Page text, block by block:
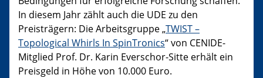
In diesem Jahr zählt auch die UDE zu den
Preisträgern: Die Arbeitsgruppe „TWIST –
Topological Whirls In SpinTronics“ von CENIDE-
Mitglied Prof. Dr. Karin Everschor-Sitte erhält ein
Preisgeld in Höhe von 10.000 Euro.